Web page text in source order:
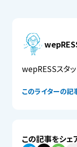
このライターの記
wepRESSスタ
この記事をシェ